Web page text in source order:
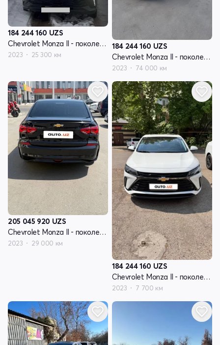
184 244 160 UZS
Chevrolet Monza II - поколение рестайлинг
2023 25 300 км
184 244 160 UZS
Chevrolet Monza II - поколение рестайлинг
2023 74 000 км
205 045 920 UZS
Chevrolet Monza II - поколение рестайлинг
2023 29 000 км
184 244 160 UZS
Chevrolet Monza II - поколение рестайлинг
2023 7 700 км